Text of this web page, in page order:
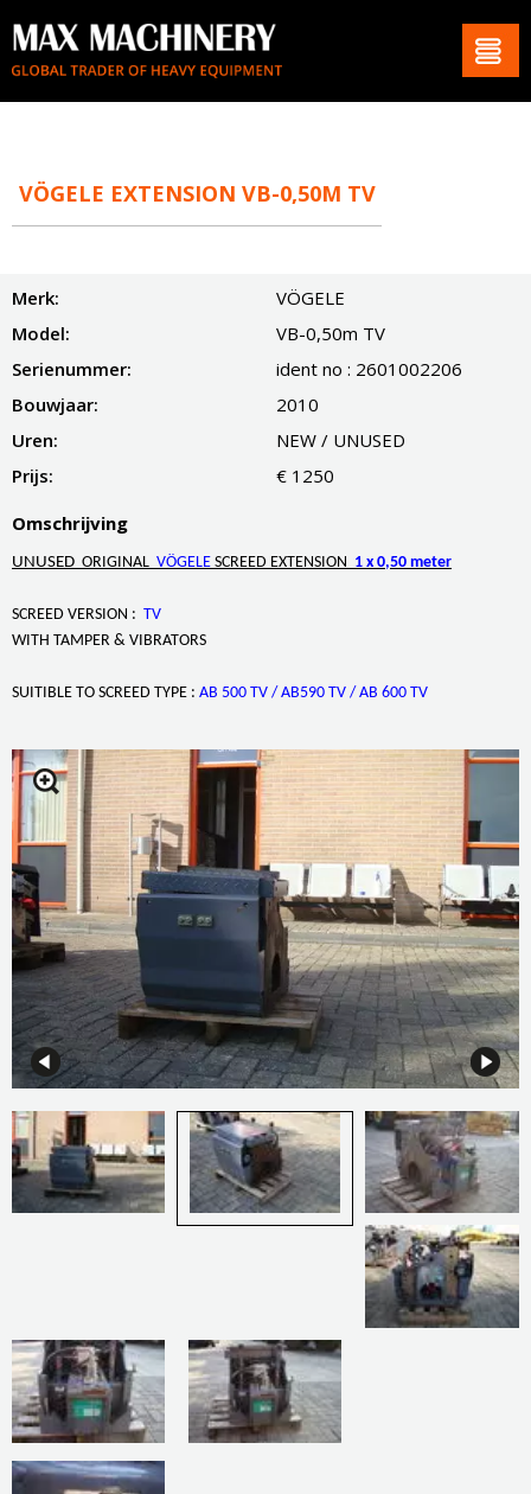
VÖGELE EXTENSION VB-0,50M TV
Merk:
VÖGELE
Model:
VB-0,50m TV
Serienummer:
ident no : 2601002206
Bouwjaar:
2010
Uren:
NEW / UNUSED
Prijs:
€ 1250
Omschrijving
UNUSED ORIGINAL VÖGELE SCREED EXTENSION 1 x 0,50 meter
SCREED VERSION : TV
WITH TAMPER & VIBRATORS
SUITIBLE TO SCREED TYPE : AB 500 TV / AB590 TV / AB 600 TV